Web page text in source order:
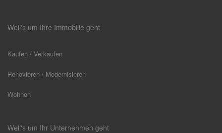
Weil's um Ihre Immobilie geht
Kaufen / Verkaufen
Renovieren / Modernisieren
Wohnen
Weil's um Ihr Unternehmen geht